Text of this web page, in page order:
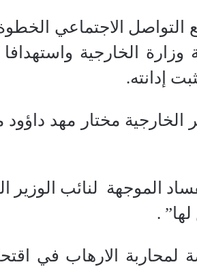
الاجتماعي
الخارجية
إدانته.
الخارجية مختار مهد
الموجهة لنائب الوزير
.
الارهاب في